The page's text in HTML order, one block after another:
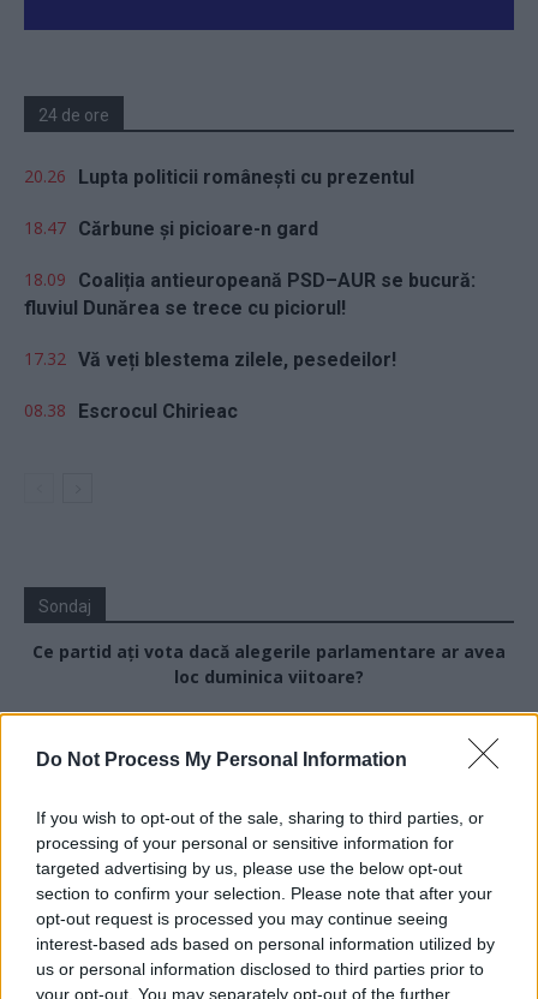
Do Not Process My Personal Information
If you wish to opt-out of the sale, sharing to third parties, or
processing of your personal or sensitive information for
targeted advertising by us, please use the below opt-out
section to confirm your selection. Please note that after your
opt-out request is processed you may continue seeing
interest-based ads based on personal information utilized by
us or personal information disclosed to third parties prior to
your opt-out. You may separately opt-out of the further
24 de ore
20.26 Lupta politicii românești cu prezentul
18.47 Cărbune și picioare-n gard
18.09
Coaliția antieuropeană PSD–AUR se bucură:
fluviul Dunărea se trece cu piciorul!
17.32 Vă veți blestema zilele, pesedeilor!
08.38 Escrocul Chirieac
Sondaj
Ce partid ați vota dacă alegerile parlamentare ar avea
loc duminica viitoare?
PNL
AUR
UDMR
PMP (Tomac)
Forța Dreptei (L. Orban)
PNȚMM